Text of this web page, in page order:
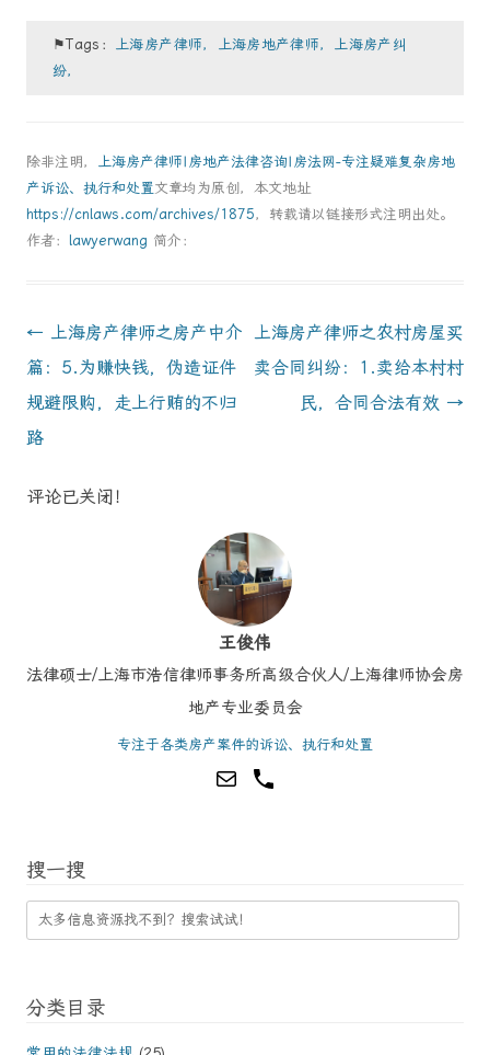
⚑Tags： 上海房产律师，上海房地产律师，上海房产纠
纷，
除非注明， 上海房产律师|房地产法律咨询|房法网-专注疑难复杂房地
产诉讼、执行和处置文章均为原创，本文地址
https://cnlaws.com/archives/1875，转载请以链接形式注明出处。
作者： lawyerwang 简介：
Post
navigation
← 上海房产律师之房产中介
篇：5.为赚快钱，伪造证件
规避限购，走上行贿的不归
路
上海房产律师之农村房屋买
卖合同纠纷：1.卖给本村村
民，合同合法有效 →
评论已关闭！
王俊伟
法律硕士/上海市浩信律师事务所高级合伙人/上海律师协会房
地产专业委员会
专注于各类房产案件的诉讼、执行和处置
搜一搜
分类目录